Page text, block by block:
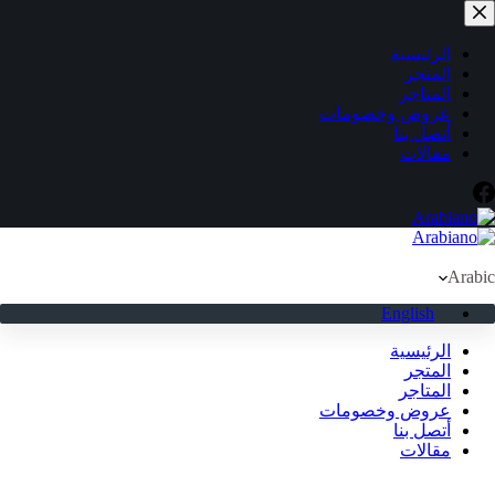
التجاوز
إلى
المحتوىالرئيسية
المتجر
المتاجر
عروض وخصومات
أتصل بنا
مقالات
Arabic
English
الرئيسية
المتجر
المتاجر
عروض وخصومات
أتصل بنا
مقالات